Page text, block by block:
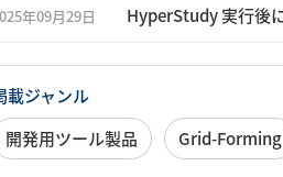
年09月29日 HyperStudy 実行後
載ジャンル
開発用ツール製品
Grid-Forming